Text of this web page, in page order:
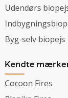
Udendørs
Byg-selv biopejs
Kendte
Cocoon Fires